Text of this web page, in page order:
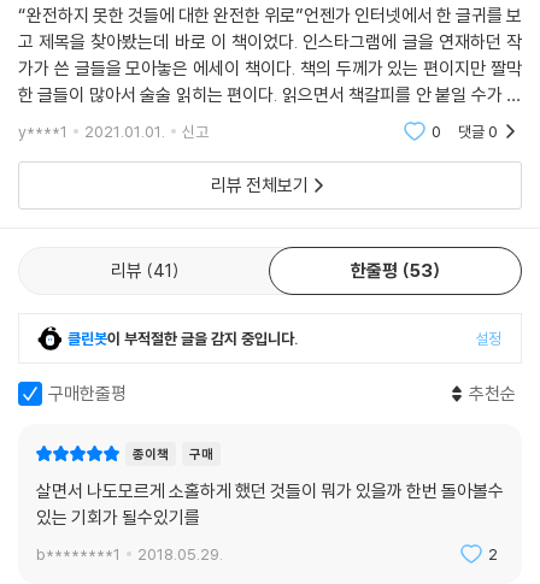
“완전하지 못한 것들에 대한 완전한 위로”언젠가 인터넷에서 한 글귀를 보
고 제목을 찾아봤는데 바로 이 책이었다. 인스타그램에 글을 연재하던 작
가가 쓴 글들을 모아놓은 에세이 책이다. 책의 두께가 있는 편이지만 짤막
한 글들이 많아서 술술 읽히는 편이다. 읽으면서 책갈피를 안 붙일 수가 없
는 페이지가 많았다. 그만큼 마음에 와닿는 짧고 굵은 글들이 많았다. 여러
주제로 작가
y****1 2021.01.01. 신고 0 댓글0
리뷰 전체보기
리뷰 41 한줄평 53
클린봇이 부적절한 글을 감지 중입니다. 설정
구매한줄평 추천순
종이책 구매
살면서 나도모르게 소홀하게 했던 것들이 뭐가 있을까 한번 돌아볼수
있는 기회가 될수있기를
b********1 2018.05.29. 2